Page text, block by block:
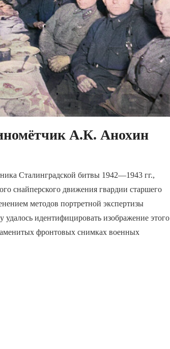
А.К. Анохин
Сталинградской битвы 1942—1943 гг.,
снайперского движения гвардии старшего
методов портретной экспертизы
удалось идентифицировать изображение этого
фронтовых снимках военных